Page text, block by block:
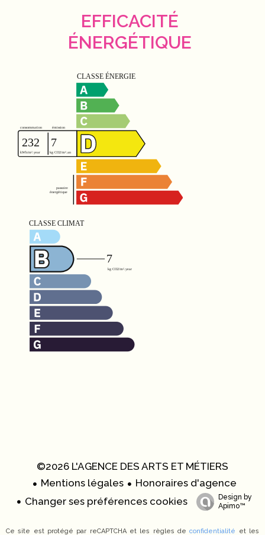
EFFICACITÉ
ÉNERGÉTIQUE
©2026 L'AGENCE DES ARTS ET MÉTIERS
Mentions légales
Honoraires d'agence
Changer ses préférences cookies
Design by
Apimo™
Ce site est protégé par reCAPTCHA et les règles deconfidentialité et les